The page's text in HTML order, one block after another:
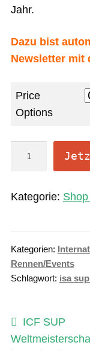
Jahr.
Dazu bist
Newsletter mit
Price
Options
i
A
b
o
e
n
Kategorie:
Kategorien:
Rennen/Events
Schlagwort: isa
Vorheriger
Beitrag:
ICF SUP